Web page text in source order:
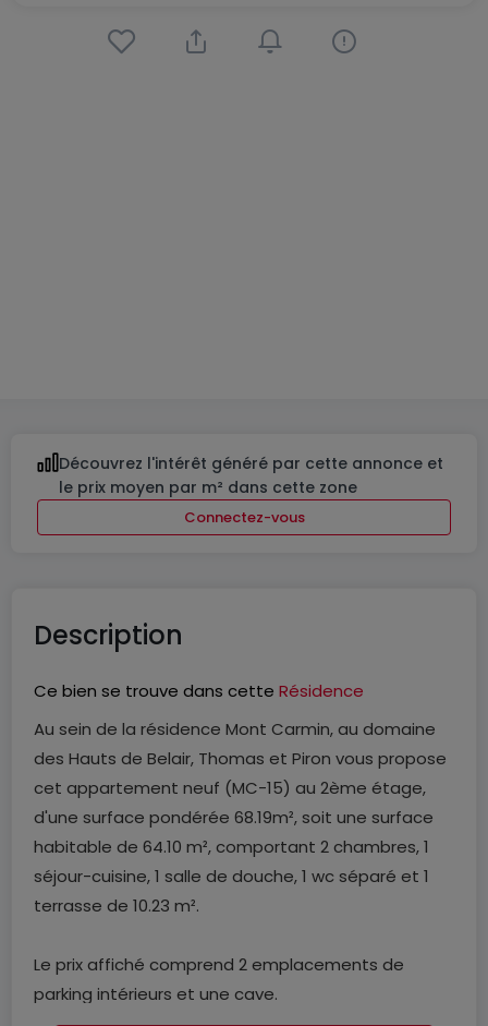
Découvrez l'intérêt généré par cette annonce et
le prix moyen par m² dans cette zone
Connectez-vous
Description
Ce bien se trouve dans cette Résidence
Au sein de la résidence Mont Carmin, au domaine
des Hauts de Belair, Thomas et Piron vous propose
cet appartement neuf (MC-15) au 2ème étage,
d'une surface pondérée 68.19m², soit une surface
habitable de 64.10 m², comportant 2 chambres, 1
séjour-cuisine, 1 salle de douche, 1 wc séparé et 1
terrasse de 10.23 m².
Le prix affiché comprend 2 emplacements de
parking intérieurs et une cave.